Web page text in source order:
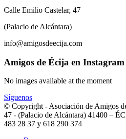
Calle Emilio Castelar, 47
(Palacio de Alcántara)
info@amigosdeecija.com
Amigos de Écija en Instagram
No images available at the moment
Síguenos
© Copyright - Asociación de Amigos
47 - (Palacio de Alcántara) 41400 –
483 28 37 y 618 290 374